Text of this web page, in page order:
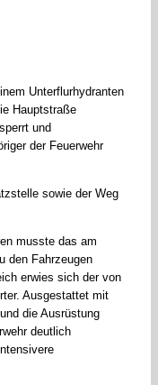
Unterflurhydranten
Hauptstraße
und
der Feuerwehr
sowie der Weg
musste das am
den Fahrzeugen
erwies sich der von
Ausgestattet mit
die Ausrüstung
deutlich